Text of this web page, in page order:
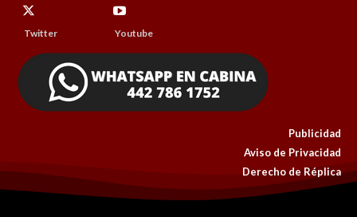
Twitter Youtube
Publicidad
Aviso de Privacidad
Derecho de Réplica